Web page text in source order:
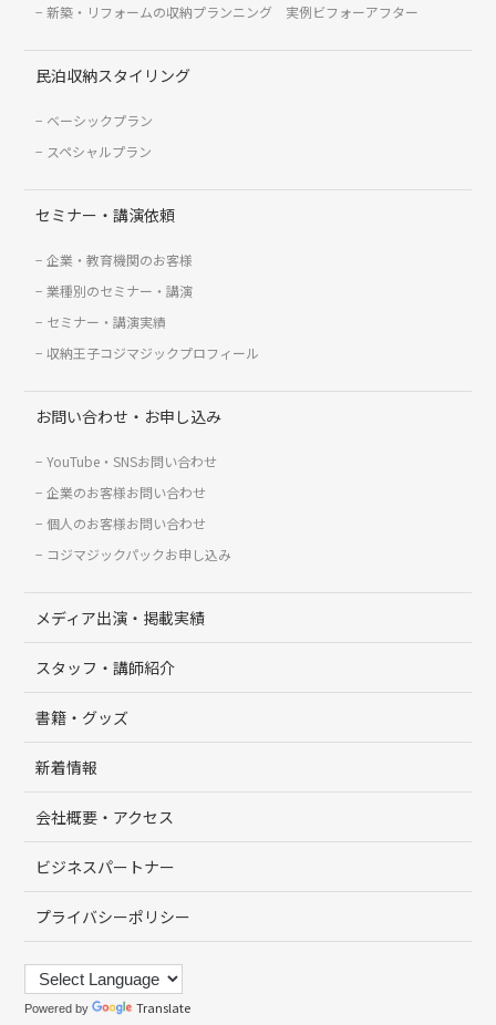
新築・リフォームの収納プランニング 実例ビフォーアフター
民泊収納スタイリング
ベーシックプラン
スペシャルプラン
セミナー・講演依頼
企業・教育機関のお客様
業種別のセミナー・講演
セミナー・講演実績
収納王子コジマジックプロフィール
お問い合わせ・お申し込み
YouTube・SNSお問い合わせ
企業のお客様お問い合わせ
個人のお客様お問い合わせ
コジマジックパックお申し込み
メディア出演・掲載実績
スタッフ・講師紹介
書籍・グッズ
新着情報
会社概要・アクセス
ビジネスパートナー
プライバシーポリシー
Powered by Translate